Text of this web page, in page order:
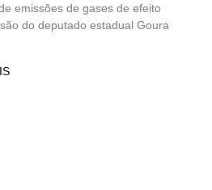
emissões de gases de efeito
do deputado estadual Goura